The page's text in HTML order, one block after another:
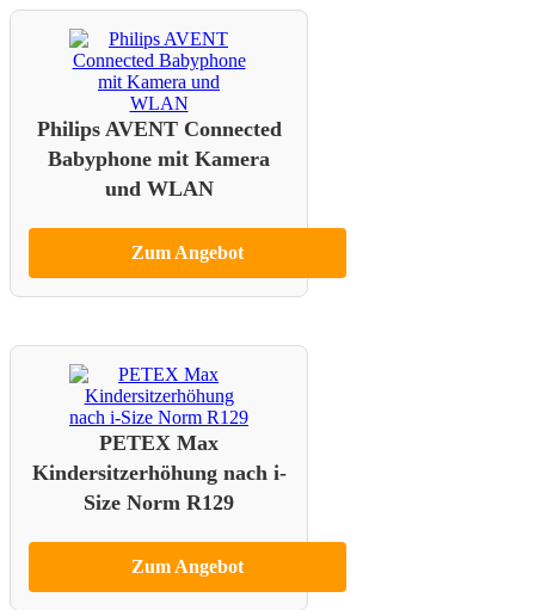
Philips AVENT Connected
Babyphone mit Kamera
und WLAN
Zum Angebot
PETEX Max
Kindersitzerhöhung nach i-
Size Norm R129
Zum Angebot